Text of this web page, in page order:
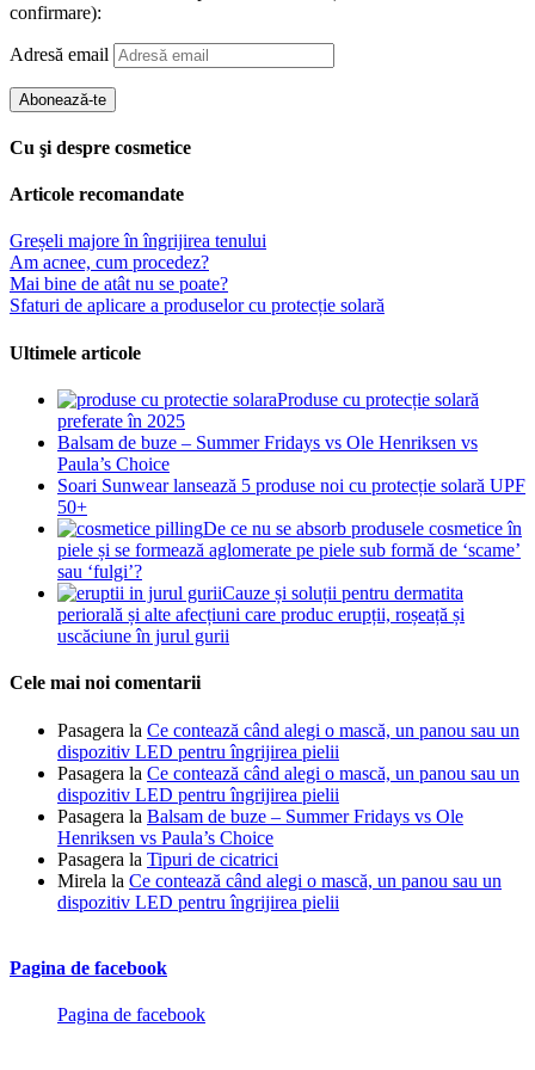
confirmare):
Adresă email
Abonează-te
Cu şi despre cosmetice
Articole recomandate
Greșeli majore în îngrijirea tenului
Am acnee, cum procedez?
Mai bine de atât nu se poate?
Sfaturi de aplicare a produselor cu protecție solară
Ultimele articole
Produse cu protecție solară
preferate în 2025
Balsam de buze – Summer Fridays vs Ole Henriksen vs
Paula’s Choice
Soari Sunwear lansează 5 produse noi cu protecție solară UPF
50+
De ce nu se absorb produsele cosmetice în
piele și se formează aglomerate pe piele sub formă de ‘scame’
sau ‘fulgi’?
Cauze și soluții pentru dermatita
periorală și alte afecțiuni care produc erupții, roșeață și
uscăciune în jurul gurii
Cele mai noi comentarii
Pasagera la Ce contează când alegi o mască, un panou sau un
dispozitiv LED pentru îngrijirea pielii
Pasagera la Ce contează când alegi o mască, un panou sau un
dispozitiv LED pentru îngrijirea pielii
Pasagera la Balsam de buze – Summer Fridays vs Ole
Henriksen vs Paula’s Choice
Pasagera la Tipuri de cicatrici
Mirela la Ce contează când alegi o mască, un panou sau un
dispozitiv LED pentru îngrijirea pielii
Pagina de facebook
Pagina de facebook